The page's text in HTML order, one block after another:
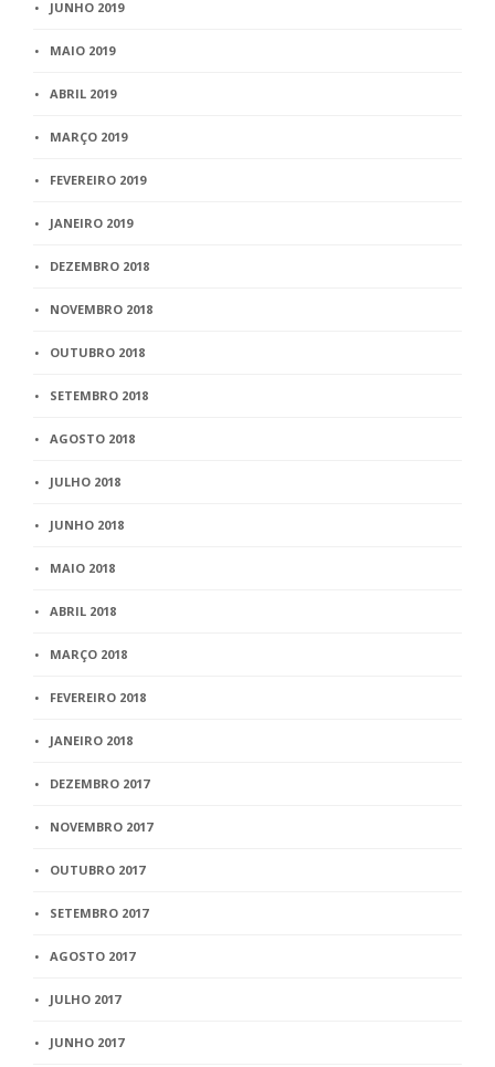
JUNHO 2019
MAIO 2019
ABRIL 2019
MARÇO 2019
FEVEREIRO 2019
JANEIRO 2019
DEZEMBRO 2018
NOVEMBRO 2018
OUTUBRO 2018
SETEMBRO 2018
AGOSTO 2018
JULHO 2018
JUNHO 2018
MAIO 2018
ABRIL 2018
MARÇO 2018
FEVEREIRO 2018
JANEIRO 2018
DEZEMBRO 2017
NOVEMBRO 2017
OUTUBRO 2017
SETEMBRO 2017
AGOSTO 2017
JULHO 2017
JUNHO 2017